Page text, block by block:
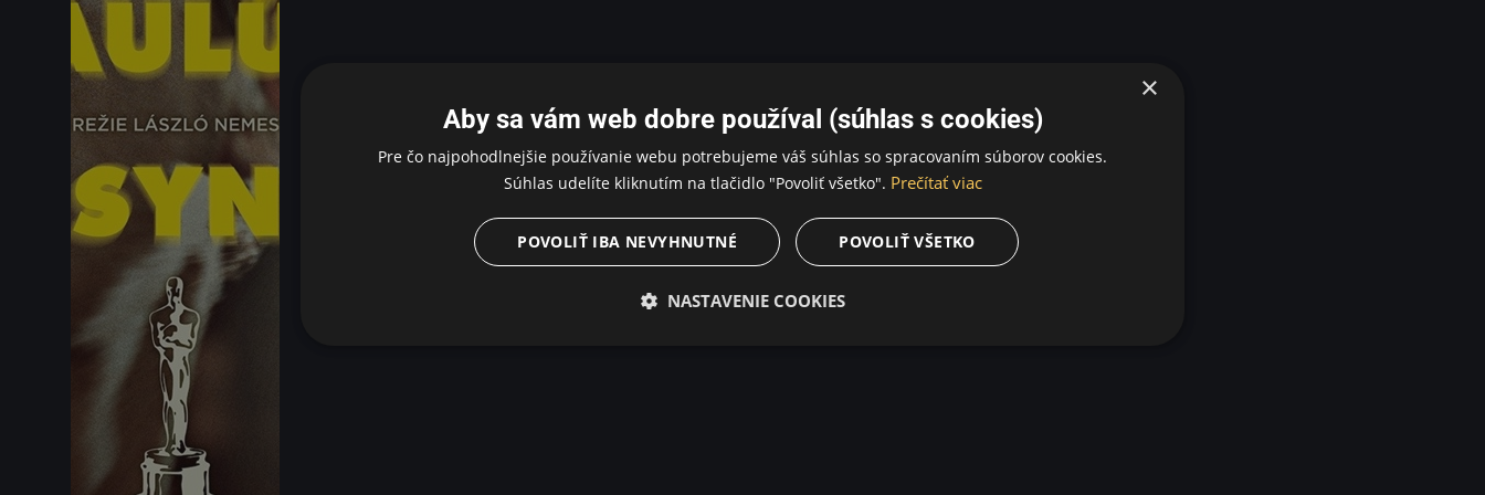
×
Aby sa vám web dobre používal (súhlas s cookies)
Pre čo najpohodlnejšie používanie webu potrebujeme váš súhlas so spracovaním súborov cookies.
Súhlas udelíte kliknutím na tlačidlo "Povoliť všetko". Prečítať viac
POVOLIŤ VŠETKO
POVOLIŤ IBA NEVYHNUTNÉ
NASTAVENIE COOKIES